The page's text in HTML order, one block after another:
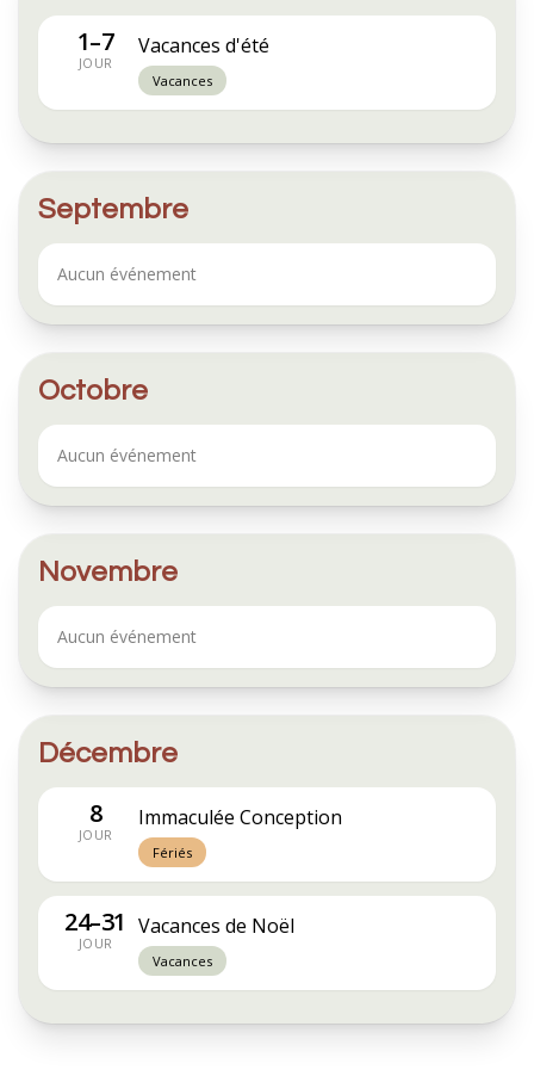
1–7
JOUR
Vacances d'été
Vacances
Septembre
Aucun événement
Octobre
Aucun événement
Novembre
Aucun événement
Décembre
8
JOUR
Immaculée Conception
Fériés
24–31
JOUR
Vacances de Noël
Vacances